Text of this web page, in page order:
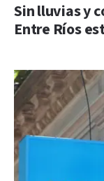
Sin lluvias y
Entre Ríos